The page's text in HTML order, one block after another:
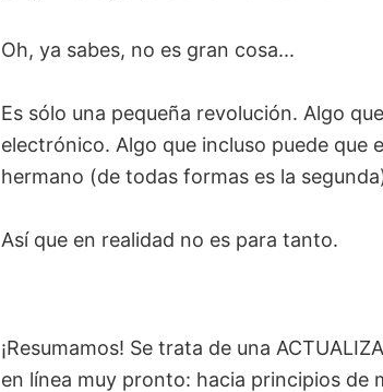
Oh, ya sabes, no es gran cosa...
Es sólo una pequeña revolución. Algo
electrónico. Algo que incluso puede que
hermano (de todas formas es la
Así que en realidad no es para tanto.
¡Resumamos! Se trata de una
en línea muy pronto: hacia principios de